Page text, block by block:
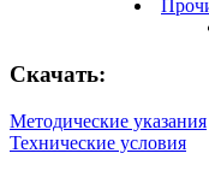
Скачать:
Методические указания
Технические условия